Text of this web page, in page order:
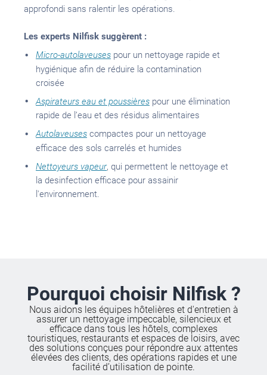
approfondi sans ralentir les opérations.
Les experts Nilfisk suggèrent :
Micro-autolaveuses pour un nettoyage rapide et
hygiénique afin de réduire la contamination
croisée
Aspirateurs eau et poussières pour une élimination
rapide de l’eau et des résidus alimentaires
Autolaveuses compactes pour un nettoyage
efficace des sols carrelés et humides
Nettoyeurs vapeur, qui permettent le nettoyage et
la desinfection efficace pour assainir
l'environnement.
Pourquoi choisir Nilfisk ?
Nous aidons les équipes hôtelières et d'entretien à
assurer un nettoyage impeccable, silencieux et
efficace dans tous les hôtels, complexes
touristiques, restaurants et espaces de loisirs, avec
des solutions conçues pour répondre aux attentes
élevées des clients, des opérations rapides et une
facilité d’utilisation de pointe.